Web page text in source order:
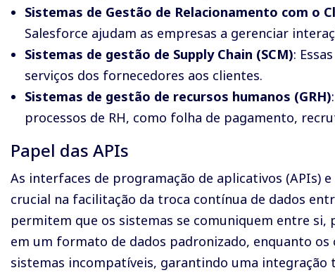
Sistemas de Gestão de Relacionamento com o
Salesforce ajudam as empresas a gerenciar
Sistemas de gestão de Supply Chain (SCM):
serviços dos fornecedores aos clientes.
Sistemas de gestão de recursos humanos (GRH)
processos de RH, como folha de pagamento,
Papel das APIs
As interfaces de programação de aplicativos (APIs)
crucial na facilitação da troca contínua de dados
permitem que os sistemas se comuniquem entre
em um formato de dados padronizado, enquanto
sistemas incompatíveis, garantindo uma integração